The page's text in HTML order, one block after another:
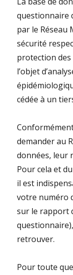
questionnaire
par le Réseau
sécurité
protection des
l’objet
cédée à un
demander au
données, leur
Pour cela et
il est
votre numéro
sur le rapport
retrouver.
Pour toute